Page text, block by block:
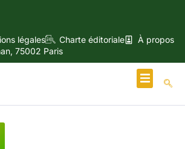
légales Charte éditoriale
À propos
75002 Paris